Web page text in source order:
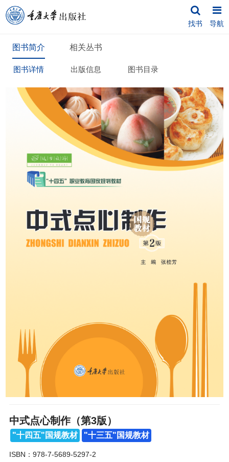
找书 导航
图书简介 相关丛书
图书详情 出版信息 图书目录
中式点心制作（第3版）
"十四五"国规教材 "十三五"国规教材
ISBN：978-7-5689-5297-2